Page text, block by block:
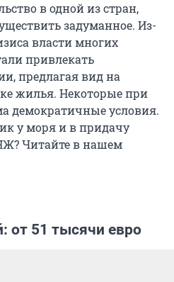
в одной из стран,
задуманное. Из-
власти многих
привлекать
предлагая вид на
жилья. Некоторые при
демократичные условия.
у моря и в придачу
Читайте в нашем
от 51 тысячи евро